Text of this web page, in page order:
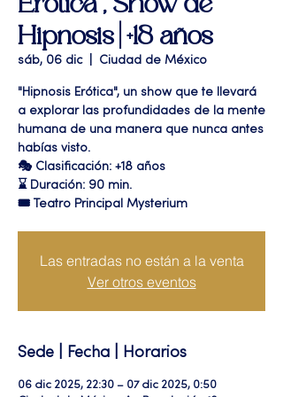
Hipnosis | +18 años
sáb, 06 dic
  |
Ciudad de México
"Hipnosis Erótica", un show que te llevará
a explorar las profundidades de la mente
humana de una manera que nunca antes
habías visto.
🎭 Clasificación: +18 años
⌛ Duración: 90 min.
🎟 Teatro Principal Mysterium
Las entradas no están a la venta
Ver otros eventos
Sede | Fecha | Horarios
06 dic 2025, 22:30 – 07 dic 2025, 0:50